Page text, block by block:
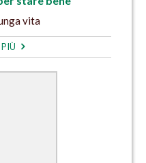
vita